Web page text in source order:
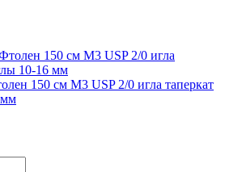
150 см М3 USP 2/0 игла таперкат
мм